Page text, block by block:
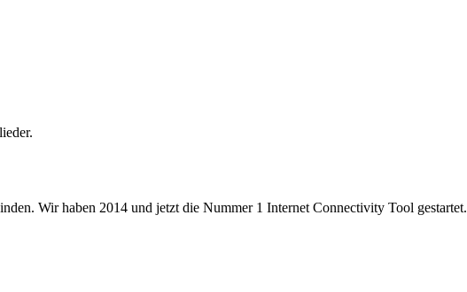
Wir haben 2014 und jetzt die Nummer 1 Internet Connectivity Tool gestartet.